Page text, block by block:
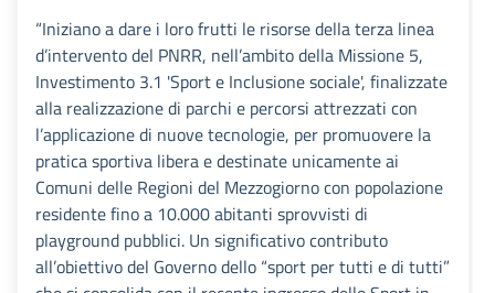
“Iniziano a dare i loro frutti le risorse della terza linea
d’intervento del PNRR, nell’ambito della Missione 5,
Investimento 3.1 'Sport e Inclusione sociale', finalizzate
alla realizzazione di parchi e percorsi attrezzati con
l’applicazione di nuove tecnologie, per promuovere la
pratica sportiva libera e destinate unicamente ai
Comuni delle Regioni del Mezzogiorno con popolazione
residente fino a 10.000 abitanti sprovvisti di
playground pubblici. Un significativo contributo
all’obiettivo del Governo dello “sport per tutti e di tutti”